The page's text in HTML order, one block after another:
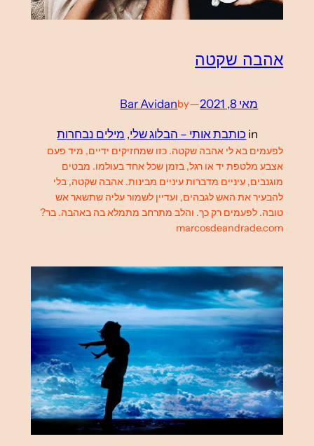
אהבה שקטה
מאי 8, 2021 —
by
Bar Avidan
in כותבת אותי – הבלוג שלי, מילים נבחרות
לפעמים בא לי אהבה שקטה. כזו שמחזיקים ידיים, מיד פעם
אצבע מלטפת יד או רגל, בזמן שכל אחד בעולמו. מבטים
מוגנבים, עיניים מדברות עיניים מבינות. אהבה שקטה, בלי
להבעיר את האש לגבהים, ועדיין לשמור עליה שתשאר אש
טובה. לפעמים רק כך. והלב מתרחב מתמלא בה באהבה. בר?
marcosdeandrade.com